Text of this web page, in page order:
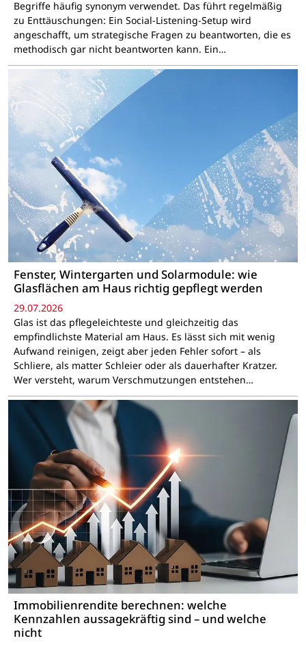
Begriffe häufig synonym verwendet. Das führt regelmäßig
zu Enttäuschungen: Ein Social-Listening-Setup wird
angeschafft, um strategische Fragen zu beantworten, die es
methodisch gar nicht beantworten kann. Ein…
Fenster, Wintergarten und Solarmodule: wie
Glasflächen am Haus richtig gepflegt werden
29.07.2026
Glas ist das pflegeleichteste und gleichzeitig das
empfindlichste Material am Haus. Es lässt sich mit wenig
Aufwand reinigen, zeigt aber jeden Fehler sofort – als
Schliere, als matter Schleier oder als dauerhafter Kratzer.
Wer versteht, warum Verschmutzungen entstehen…
Immobilienrendite berechnen: welche
Kennzahlen aussagekräftig sind – und welche
nicht